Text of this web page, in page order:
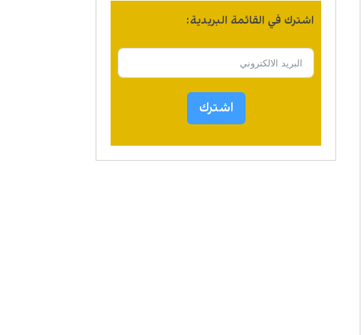
اشترك في القائمة البريدية:
اشترك